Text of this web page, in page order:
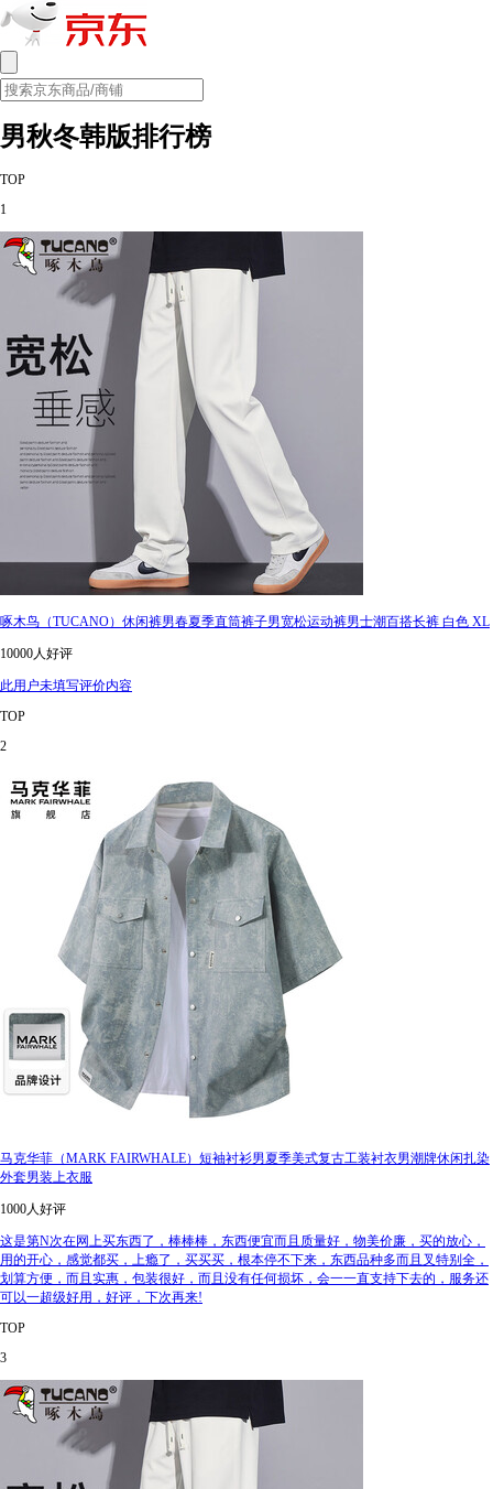
男秋冬韩版排行榜
TOP
1
啄木鸟（TUCANO）休闲裤男春夏季直筒裤子男宽松运动裤男士潮百搭长裤 白色 XL
10000人好评
此用户未填写评价内容
TOP
2
马克华菲（MARK FAIRWHALE）短袖衬衫男夏季美式复古工装衬衣男潮牌休闲扎染
外套男装上衣服
1000人好评
这是第N次在网上买东西了，棒棒棒，东西便宜而且质量好，物美价廉，买的放心，
用的开心，感觉都买，上瘾了，买买买，根本停不下来，东西品种多而且叉特别全，
划算方便，而且实惠，包装很好，而且没有任何损坏，会一一直支持下去的，服务还
可以一超级好用，好评，下次再来!
TOP
3